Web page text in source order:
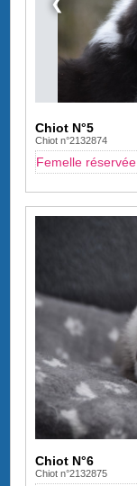
❮
Chiot N°5
Chiot n°2132874
Femelle réservée
Chiot N°6
Chiot n°2132875